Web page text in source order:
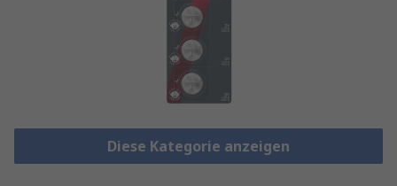
Diese Kategorie anzeigen